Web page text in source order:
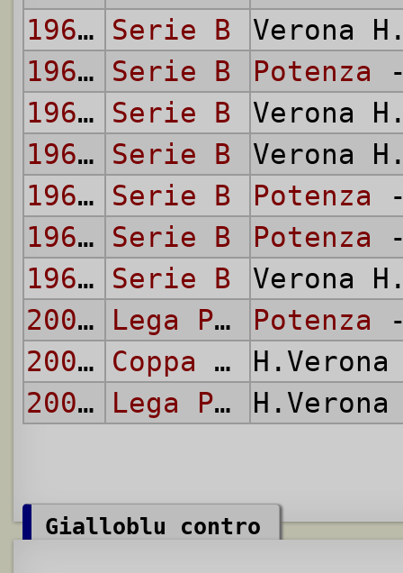
1964/65
Serie B
Verona
1965/66
Serie B Potenza
1965/66
Serie B
Verona
1966/67
Serie B
Verona
1966/67
Serie B Potenza
1967/68
Serie B Potenza
1967/68
Serie B
Verona
2009/10
Lega Pro - Prima Divisione Potenza
2009/10
Coppa Italia di Lega Pro
2009/10
Lega Pro - Prima Divisione
Gialloblu contro